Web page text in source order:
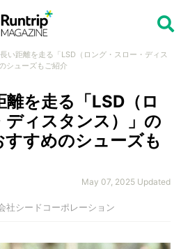
検索
い距離を走る「LSD（ロング・スロー・ディス
シューズもご紹介
を走る「LSD（ロ
ディスタンス）」の
すめのシューズも
May 07, 2025 Updated
シードコーポレーション